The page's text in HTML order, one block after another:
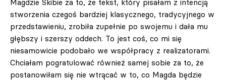
Magdzie Skibie za to, że tekst, który pisałam z intencją
stworzenia czegoś bardziej klasycznego, tradycyjnego w
przedstawieniu, zrobiła zupełnie po swojemu i dała mu
głębszy i szerszy oddech. To jest coś, co mi się
niesamowicie podobało we współpracy z realizatorami.
Chciałam pogratulować również samej sobie za to, że
postanowiłam się nie wtrącać w to, co Magda będzie